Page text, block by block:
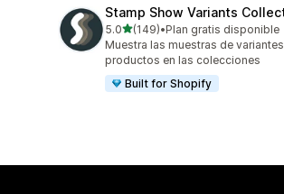
Stamp Show Variants
5.0de 5 estrellas
(149)
149 reseñas en total
•Plan gratis disponible
Muestra las muestras de
productos en las colecciones
Built for Shopify